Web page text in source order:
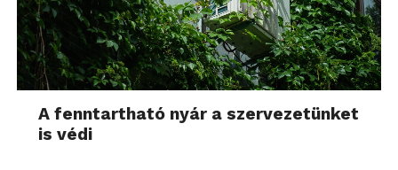
A fenntartható nyár a szervezetünket
is védi